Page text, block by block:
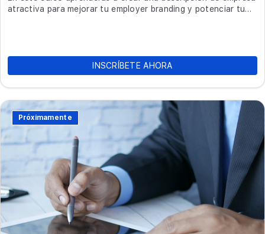
atractiva para mejorar tu employer branding y potenciar tu
INSCRÍBETE AHORA
Próximamente